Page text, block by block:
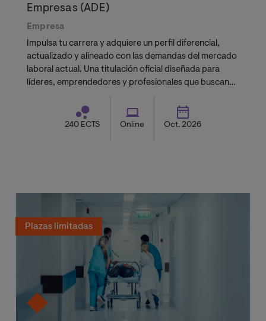
Empresas (ADE)
Empresa
Impulsa tu carrera y adquiere un perfil diferencial,
actualizado y alineado con las demandas del mercado
laboral actual. Una titulación oficial diseñada para
líderes, emprendedores y profesionales que buscan
validación académica.
240 ECTS Online Oct. 2026
Plazas limitadas